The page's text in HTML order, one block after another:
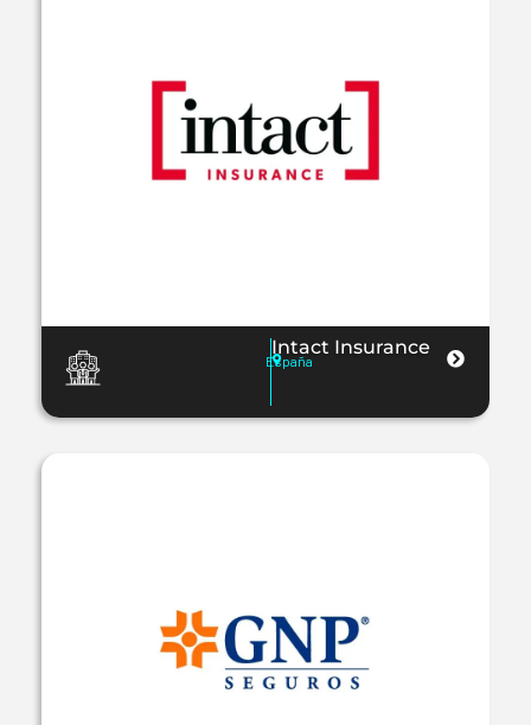
Intact Insurance
España